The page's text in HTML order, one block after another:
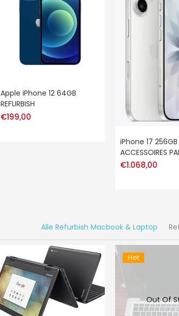
Apple iPhone 12 64GB
REFURBISH
€199,00
iPhone 17
ACCESSOIRES
€1.068,00
Alle Refurbish Macbook & Laptop
Hot
Out Of